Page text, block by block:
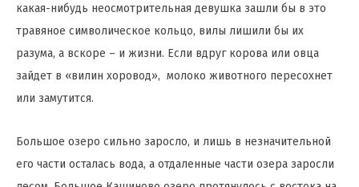
какая-нибудь неосмотрительная девушка зашли бы в это
травяное символическое кольцо, вилы лишили бы их
разума, а вскоре – и жизни. Если вдруг корова или овца
зайдет в «вилин хоровод», молоко животного пересохнет
или замутится.
Большое озеро сильно заросло, и лишь в незначительной
его части осталась вода, а отдаленные части озера заросли